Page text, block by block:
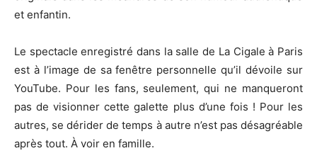
et enfantin.
Le spectacle enregistré dans la salle de La Cigale à Paris
est à l’image de sa fenêtre personnelle qu’il dévoile sur
YouTube. Pour les fans, seulement, qui ne manqueront
pas de visionner cette galette plus d’une fois ! Pour les
autres, se dérider de temps à autre n’est pas désagréable
après tout. À voir en famille.